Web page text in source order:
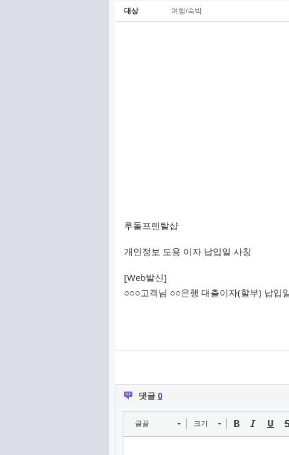
대상 여행/숙박
루돌프렌탈샵
개인정보 도용 이자 납입일 사칭
[Web발신]
○○○고객님 ○○은행 대출이자(할부) 납입
댓글 0
글꼴 크기